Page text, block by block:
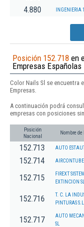
4.880 INGENIERIA
Posición 152.718 en
Empresas Españolas
Color Nails Sl se encuentra
Empresas.
A continuación podrá
empresas con posiciones
Posición
Nacional
Nombre
152.713 AUTO
152.714 AIRCONTUBE
152.715
FIREXT
EXTINCION SL
152.716
T. C. LA
PINTURAS S.L.
152.717
AUTO
SL